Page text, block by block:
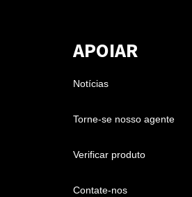
APOIAR
Notícias
Torne-se nosso agente
Verificar produto
Contate-nos